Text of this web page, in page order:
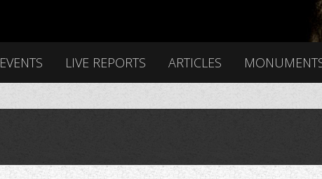
EVENTS LIVE REPORTS ARTICLES